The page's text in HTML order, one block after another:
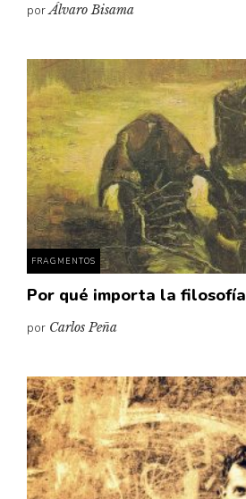
porÁlvaro Bisama
FRAGMENTOS
Por qué importa la filosofía
por Carlos Peña